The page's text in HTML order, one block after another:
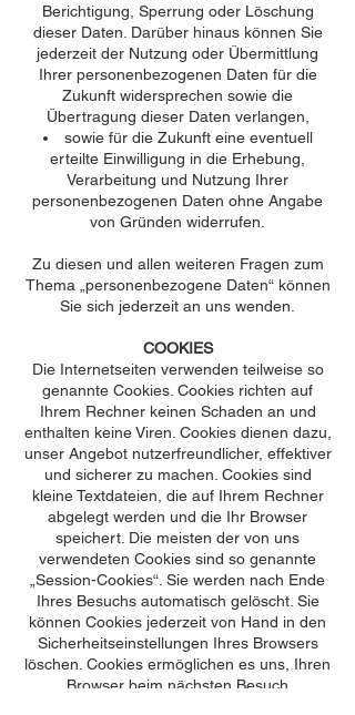
Berichtigung, Sperrung oder Löschung
dieser Daten. Darüber hinaus können Sie
jederzeit der Nutzung oder Übermittlung
Ihrer personenbezogenen Daten für die
Zukunft widersprechen sowie die
Übertragung dieser Daten verlangen,
sowie für die Zukunft eine eventuell
erteilte Einwilligung in die Erhebung,
Verarbeitung und Nutzung Ihrer
personenbezogenen Daten ohne Angabe
von Gründen widerrufen.
Zu diesen und allen weiteren Fragen zum
Thema „personenbezogene Daten“ können
Sie sich jederzeit an uns wenden.
COOKIES
Die Internetseiten verwenden teilweise so
genannte Cookies. Cookies richten auf
Ihrem Rechner keinen Schaden an und
enthalten keine Viren. Cookies dienen dazu,
unser Angebot nutzerfreundlicher, effektiver
und sicherer zu machen. Cookies sind
kleine Textdateien, die auf Ihrem Rechner
abgelegt werden und die Ihr Browser
speichert. Die meisten der von uns
verwendeten Cookies sind so genannte
„Session-Cookies“. Sie werden nach Ende
Ihres Besuchs automatisch gelöscht. Sie
können Cookies jederzeit von Hand in den
Sicherheitseinstellungen Ihres Browsers
löschen. Cookies ermöglichen es uns, Ihren
Browser beim nächsten Besuch